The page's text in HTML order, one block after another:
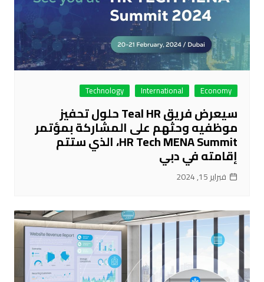
Economy
International
Technology
سيعرض فريق Teal HR حلول تحفيز
موظفيه وحثهم على المشاركة بمؤتمر
HR Tech MENA Summit، الذي ستتم
إقامته في دبي
فبراير 15, 2024